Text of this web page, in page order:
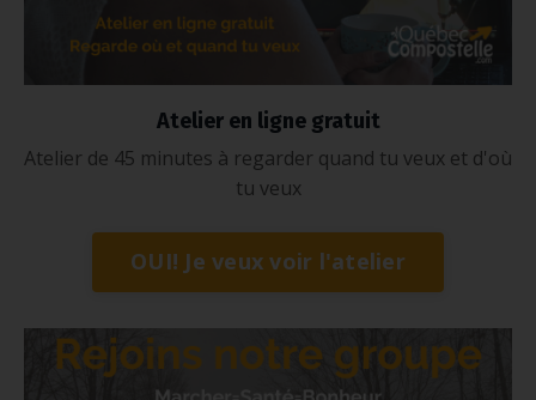
Atelier en ligne gratuit
Atelier de 45 minutes à regarder quand tu veux et d'où
tu veux
OUI! Je veux voir l'atelier